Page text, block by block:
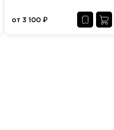
от3 100 ₽